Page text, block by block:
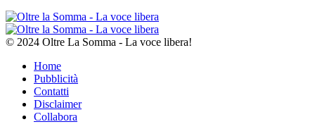
© 2024 Oltre La Somma - La voce libera!
Home
Pubblicità
Contatti
Disclaimer
Collabora